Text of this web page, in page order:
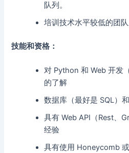
队列。
培训技术水平较低的团队
技能和资格：
对 Python 和 Web 开发
的了解
数据库（最好是 SQL）
具有 Web API（Rest、
经验
具有使用 Honeycomb